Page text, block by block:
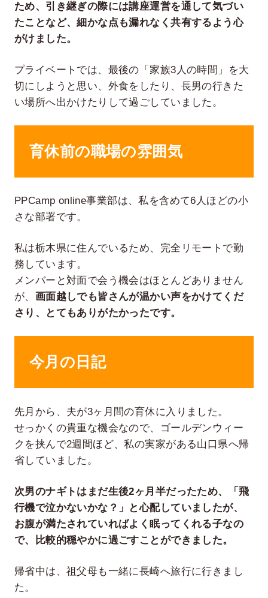
ため、引き継ぎの際には講座運営を通して気づい
たことなど、細かな点も漏れなく共有するよう心
がけました。
プライベートでは、最後の「家族3人の時間」を大
切にしようと思い、外食をしたり、長男の行きた
い場所へ出かけたりして過ごしていました。
育休前の職場の雰囲気
PPCamp online事業部は、私を含めて6人ほどの小
さな部署です。
私は栃木県に住んでいるため、完全リモートで勤
務しています。
メンバーと対面で会う機会はほとんどありません
が、 画面越しでも皆さんが温かい声をかけてくだ
さり、とてもありがたかったです。
今月の日記
先月から、夫が3ヶ月間の育休に入りました。
せっかくの貴重な機会なので、ゴールデンウィー
クを挟んで2週間ほど、私の実家がある山口県へ帰
省していました。
次男のナギトはまだ生後2ヶ月半だったため、「飛
行機で泣かないかな？」と心配していましたが、
お腹が満たされていればよく眠ってくれる子なの
で、比較的穏やかに過ごすことができました。
帰省中は、祖父母も一緒に長崎へ旅行に行きまし
た。